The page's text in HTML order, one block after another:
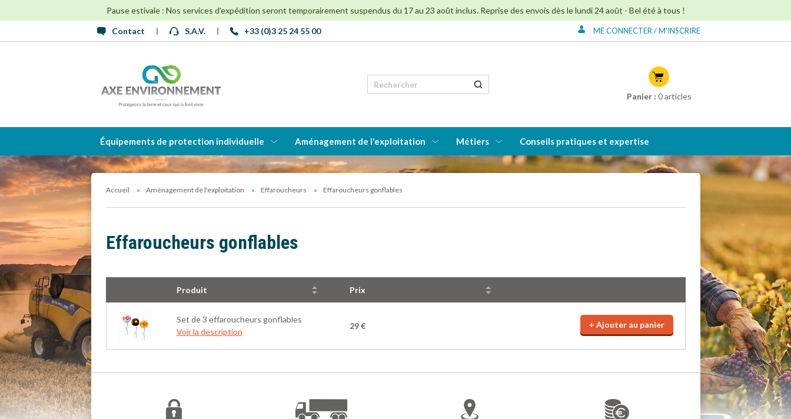
Pause estivale : Nos services d'expédition seront temporairement suspendus du 17 au 23 août inclus. Reprise des envois dès le lundi 24 août - Bel été à tous !
Contact S.A.V. +33 (0)3 25 24 55 00
ME CONNECTER / M'INSCRIRE
Créer mon compte
Rechercher
Panier : 0articles
Équipements de protection individuelle Aménagement de l'exploitation Métiers Conseils pratiques et expertise
Accueil Aménagement de l'exploitation Effaroucheurs Effaroucheurs gonflables
Effaroucheurs gonflables
Produit Prix
Set de 3 effaroucheurs gonflables
Voir la description
29 € + Ajouter au panier